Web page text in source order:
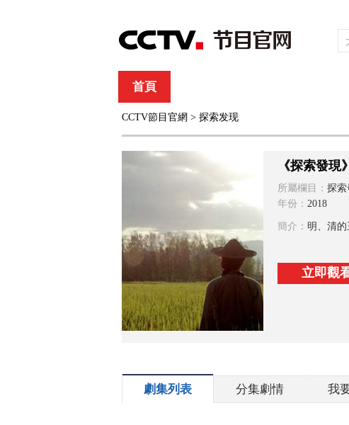
首頁
綜合 新聞 財經 綜藝
CCTV節目官網 > 探索发现
《探索發現
所屬欄目： 探索
年份： 2018
簡介： 明、清
立即觀
劇集列表 分集劇情 我